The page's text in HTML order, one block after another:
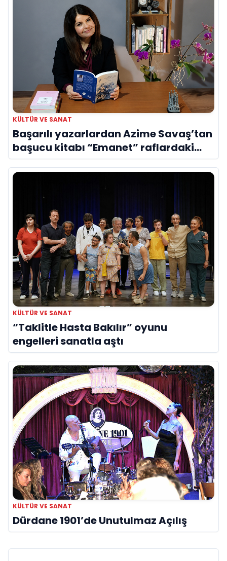
KÜLTÜR VE SANAT
Başarılı yazarlardan Azime Savaş’tan
başucu kitabı “Emanet” raflardaki
yerini aldı
KÜLTÜR VE SANAT
“Taklitle Hasta Bakılır” oyunu
engelleri sanatla aştı
KÜLTÜR VE SANAT
Dürdane 1901’de Unutulmaz Açılış